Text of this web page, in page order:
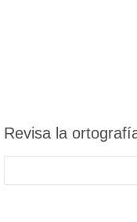
Revisa la